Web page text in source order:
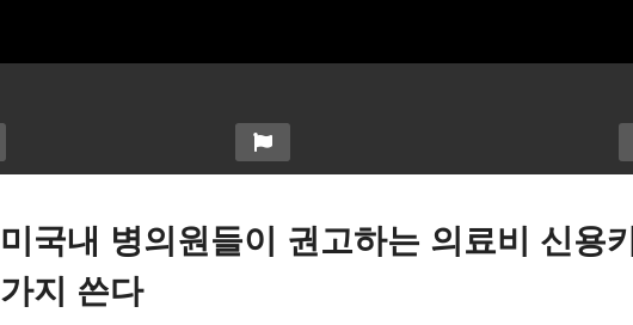
미국내 병의원들이 권고하는 의료비 신용
가지 쓴다